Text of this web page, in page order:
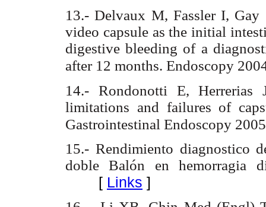
13.- Delvaux M, Fassler I,
video capsule as the initial
digestive bleeding of a
after 12 months. Endoscopy
14.- Rondonotti E, Herrerias
limitations and failures of
Gastrointestinal Endoscopy
15.- Rendimiento diagnostico
doble Balón en hemorragia
[ Links ]